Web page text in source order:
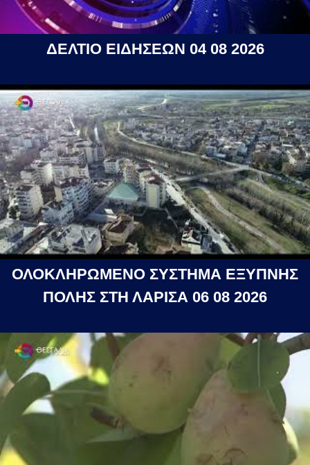
ΔΕΛΤΙΟ ΕΙΔΗΣΕΩΝ 04 08 2026
ΟΛΟΚΛΗΡΩΜΕΝΟ ΣΥΣΤΗΜΑ ΕΞΥΠΝΗΣ
ΠΟΛΗΣ ΣΤΗ ΛΑΡΙΣΑ 06 08 2026